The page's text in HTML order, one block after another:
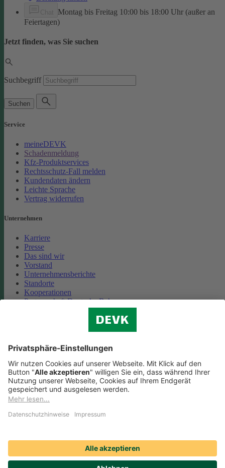
Montag bis Freitag 10:00 bis 18:00 Uhr (außer an
Feiertagen)
Jetzt finden, was Sie suchen
Suchbegriff
Suchen
Service
meineDEVK
Schadenmeldung
Kfz-Produktservices
Rechtsschutz-Fall melden
Kundendaten ändern
Leichte Sprache
Vertrag widerrufen
Unternehmen
Karriere
Presse
Das sind wir
Vorstand
Unternehmensberichte
Standorte
Kooperationen
Partnerschaft Deutsche Bahn
Cookie-Einstellungen
Datenschutz
Impressum
Streitbeilegung
Nutzungshinweise
Compliance
Social Media Icons sowie Verlinkungen, die mit